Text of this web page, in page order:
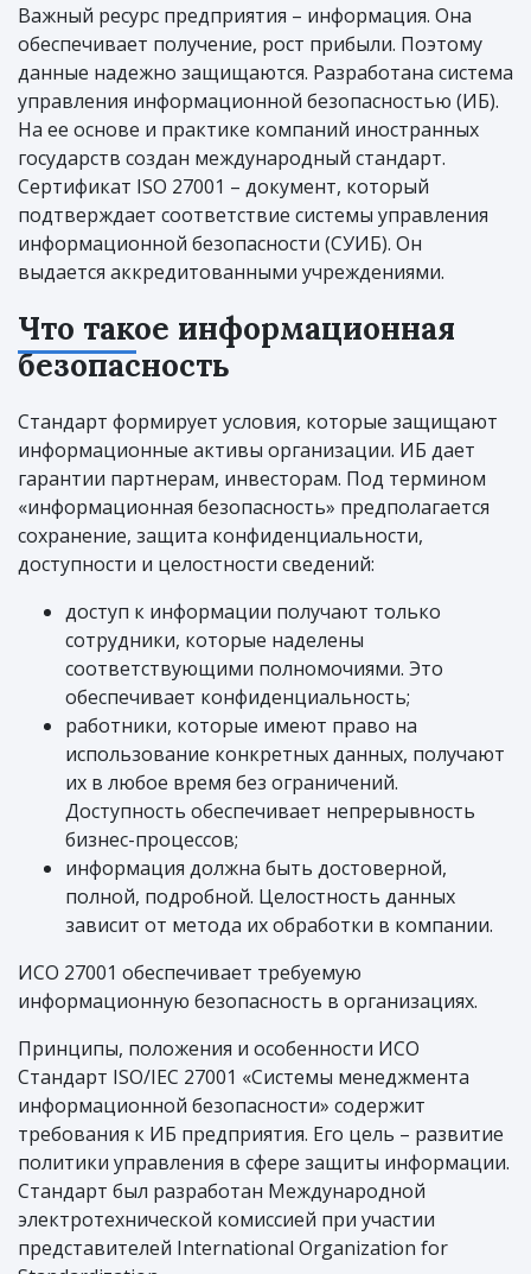
Важный ресурс предприятия – информация. Она
обеспечивает получение, рост прибыли. Поэтому
данные надежно защищаются. Разработана система
управления информационной безопасностью (ИБ).
На ее основе и практике компаний иностранных
государств создан международный стандарт.
Сертификат ISO 27001 – документ, который
подтверждает соответствие системы управления
информационной безопасности (СУИБ). Он
выдается аккредитованными учреждениями.
Что такое информационная
безопасность
Стандарт формирует условия, которые защищают
информационные активы организации. ИБ дает
гарантии партнерам, инвесторам. Под термином
«информационная безопасность» предполагается
сохранение, защита конфиденциальности,
доступности и целостности сведений:
доступ к информации получают только
сотрудники, которые наделены
соответствующими полномочиями. Это
обеспечивает конфиденциальность;
работники, которые имеют право на
использование конкретных данных, получают
их в любое время без ограничений.
Доступность обеспечивает непрерывность
бизнес-процессов;
информация должна быть достоверной,
полной, подробной. Целостность данных
зависит от метода их обработки в компании.
ИСО 27001 обеспечивает требуемую
информационную безопасность в организациях.
Принципы, положения и особенности ИСО
Стандарт ISO/IEC 27001 «Системы менеджмента
информационной безопасности» содержит
требования к ИБ предприятия. Его цель – развитие
политики управления в сфере защиты информации.
Стандарт был разработан Международной
электротехнической комиссией при участии
представителей International Organization for